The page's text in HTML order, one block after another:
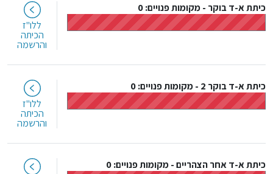
כיתת א-ד בוקר -מקומות פנויים: 0
ללו"ז
הכיתה
והרשמה
כיתת א-ד בוקר 2 -מקומות פנויים: 0
ללו"ז
הכיתה
והרשמה
כיתת א-ד אחר הצהריים-מקומות פנויים: 0